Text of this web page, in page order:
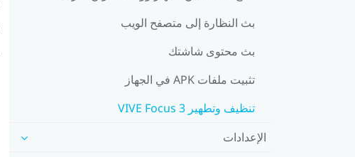
بث النظارة إلى متصفح الويب
بث محتوى شاشتك
تثبيت ملفات APK في الجهاز
تنظيف وتطهير VIVE Focus 3
الإعدادات